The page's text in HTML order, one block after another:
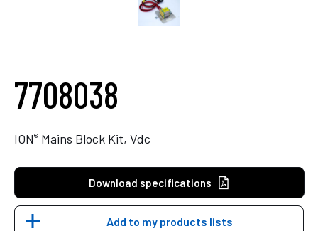
7708038
ION® Mains Block Kit, Vdc
Download specifications
Add to my products lists